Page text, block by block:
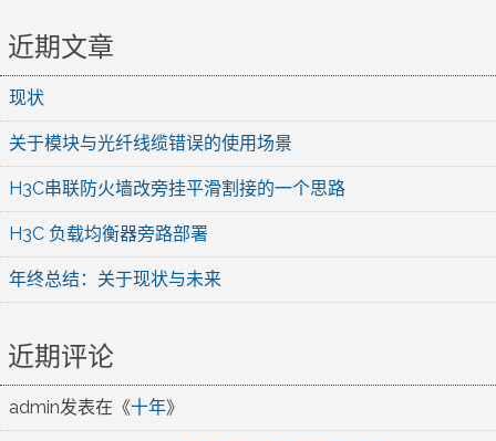
近期文章
现状
关于模块与光纤线缆错误的使用场景
H3C串联防火墙改旁挂平滑割接的一个思路
H3C 负载均衡器旁路部署
年终总结：关于现状与未来
近期评论
admin发表在《十年》